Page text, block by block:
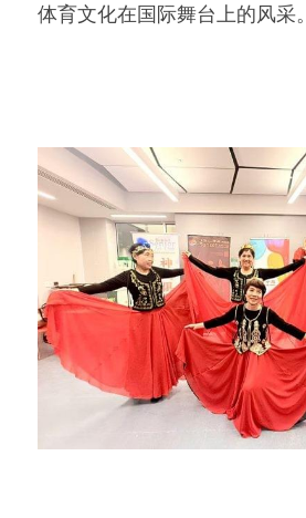
体育文化在国际舞台上的风采。